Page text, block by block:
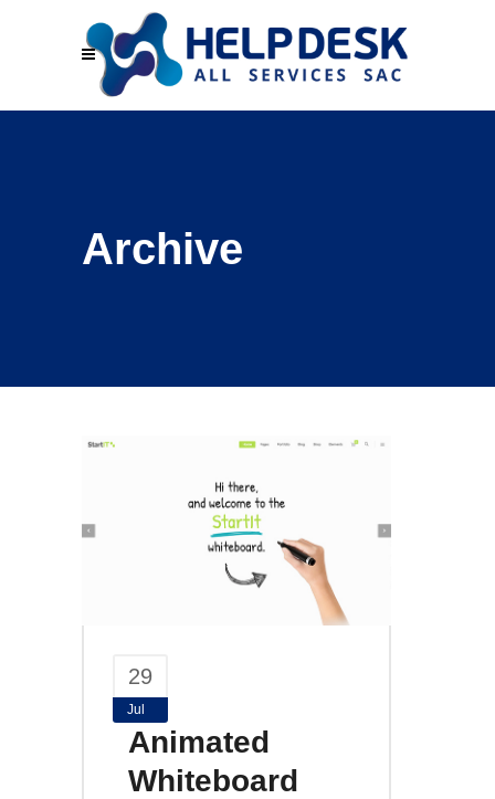
Archive
29
Jul
Animated
Whiteboard